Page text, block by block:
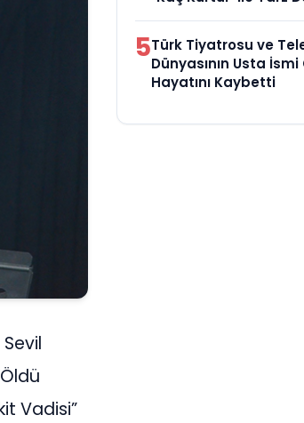
Vadisi”
5Türk Tiyatrosu ve
Dünyasının Usta
Hayatını Kaybetti